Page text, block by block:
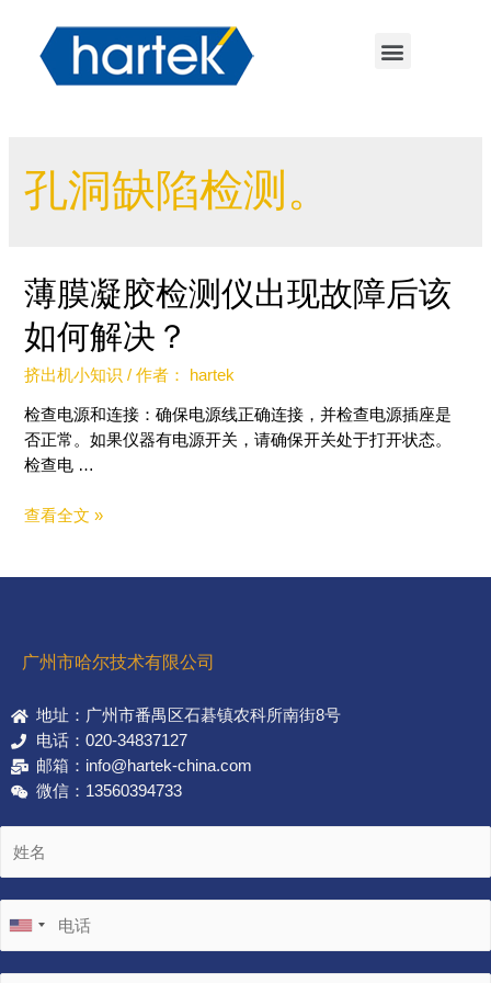
孔洞缺陷检测。
薄膜凝胶检测仪出现故障后该
如何解决？
挤出机小知识 / 作者： hartek
检查电源和连接：确保电源线正确连接，并检查电源插座是
否正常。如果仪器有电源开关，请确保开关处于打开状态。
检查电 …
查看全文 »
广州市哈尔技术有限公司
地址：广州市番禺区石碁镇农科所南街8号
电话：020-34837127
邮箱：info@hartek-china.com
微信：13560394733